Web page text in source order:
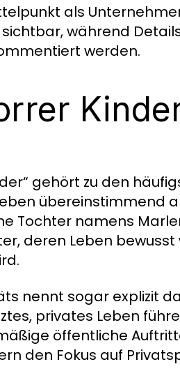
als
während
werden.
gehört zu den
übereinstimmend
Tochter namens
deren Leben
nennt sogar explizit
privates Leben
öffentliche
den Fokus auf